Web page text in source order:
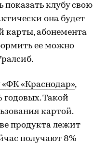
показать клубу свою
она будет
карты, абонемента
ее можно
«ФК «Краснодар»,
годовых. Такой
картой.
продукта лежит
получают 8%